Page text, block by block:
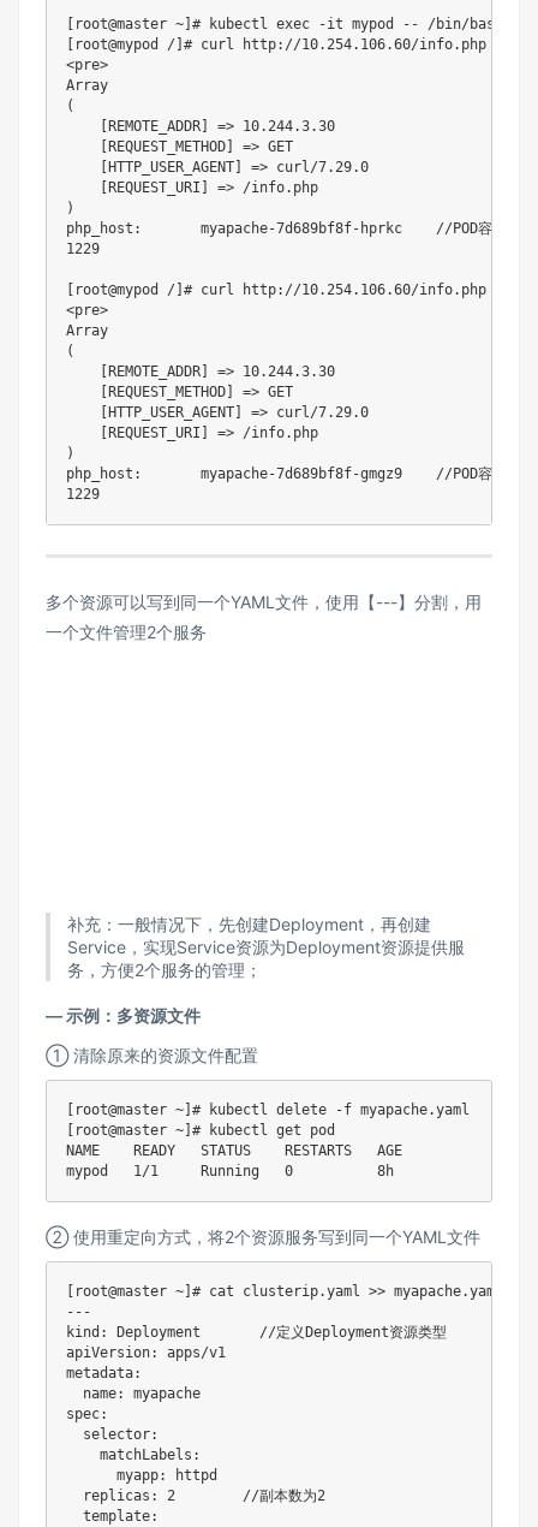
[root@master ~]# kubectl exec -it mypod -- /bin/bash
[root@mypod /]# curl http://10.254.106.60/info.php     //
<pre>
Array
(
[REMOTE_ADDR] => 10.244.3.30
[REQUEST_METHOD] => GET
[HTTP_USER_AGENT] => curl/7.29.0
[REQUEST_URI] => /info.php
)
php_host:       myapache-7d689bf8f-hprkc    //POD容器名
1229
[root@mypod /]# curl http://10.254.106.60/info.php
<pre>
Array
(
[REMOTE_ADDR] => 10.244.3.30
[REQUEST_METHOD] => GET
[HTTP_USER_AGENT] => curl/7.29.0
[REQUEST_URI] => /info.php
)
php_host:       myapache-7d689bf8f-gmgz9    //POD容器名
1229
多个资源可以写到同一个YAML文件，使用【---】分割，用
一个文件管理2个服务
补充：一般情况下，先创建Deployment，再创建
Service，实现Service资源为Deployment资源提供服
务，方便2个服务的管理；
— 示例：多资源文件
① 清除原来的资源文件配置
[root@master ~]# kubectl delete -f myapache.yaml
[root@master ~]# kubectl get pod
NAME    READY   STATUS    RESTARTS   AGE
mypod   1/1     Running   0          8h
② 使用重定向方式，将2个资源服务写到同一个YAML文件
[root@master ~]# cat clusterip.yaml >> myapache.yaml   //
---
kind: Deployment       //定义Deployment资源类型
apiVersion: apps/v1
metadata:
name: myapache
spec:
selector:
matchLabels:
myapp: httpd
replicas: 2        //副本数为2
template: